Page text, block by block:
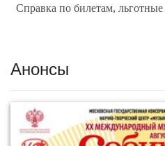
Справка по билетам,
Анонсы